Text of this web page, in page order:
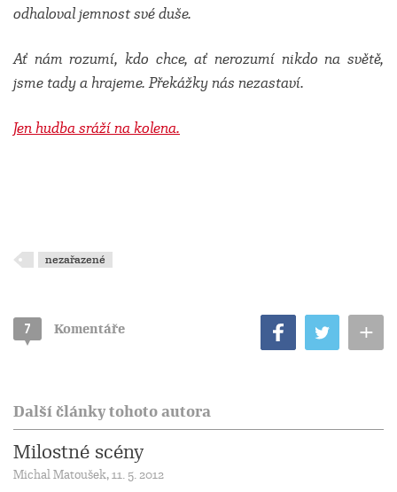
odhaloval jemnost své duše.
Ať nám rozumí, kdo chce, ať nerozumí nikdo na světě,
jsme tady a hrajeme. Překážky nás nezastaví.
Jen hudba sráží na kolena.
nezařazené
7 Komentáře +
Další články tohoto autora
Milostné scény
Michal Matoušek, 11. 5. 2012